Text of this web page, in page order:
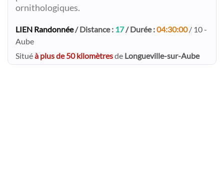
ornithologiques.
LIEN Randonnée/ Distance : 17/ Durée :04:30:00/ 10 -
Aube
Situéà plus de 50 kilomètresde Longueville-sur-Aube